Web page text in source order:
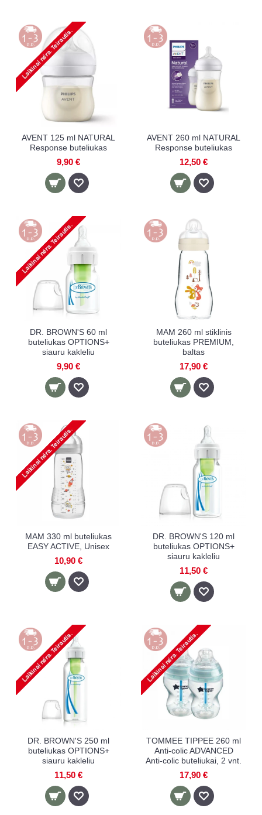
AVENT 125 ml NATURAL
Response buteliukas
9,90 €
AVENT 260 ml NATURAL
Response buteliukas
12,50 €
DR. BROWN'S 60 ml
buteliukas OPTIONS+
siauru kakleliu
9,90 €
MAM 260 ml stiklinis
buteliukas PREMIUM,
baltas
17,90 €
MAM 330 ml buteliukas
EASY ACTIVE, Unisex
10,90 €
DR. BROWN'S 120 ml
buteliukas OPTIONS+
siauru kakleliu
11,50 €
DR. BROWN'S 250 ml
buteliukas OPTIONS+
siauru kakleliu
11,50 €
TOMMEE TIPPEE 260 ml
Anti-colic ADVANCED
Anti-colic buteliukai, 2 vnt.
17,90 €